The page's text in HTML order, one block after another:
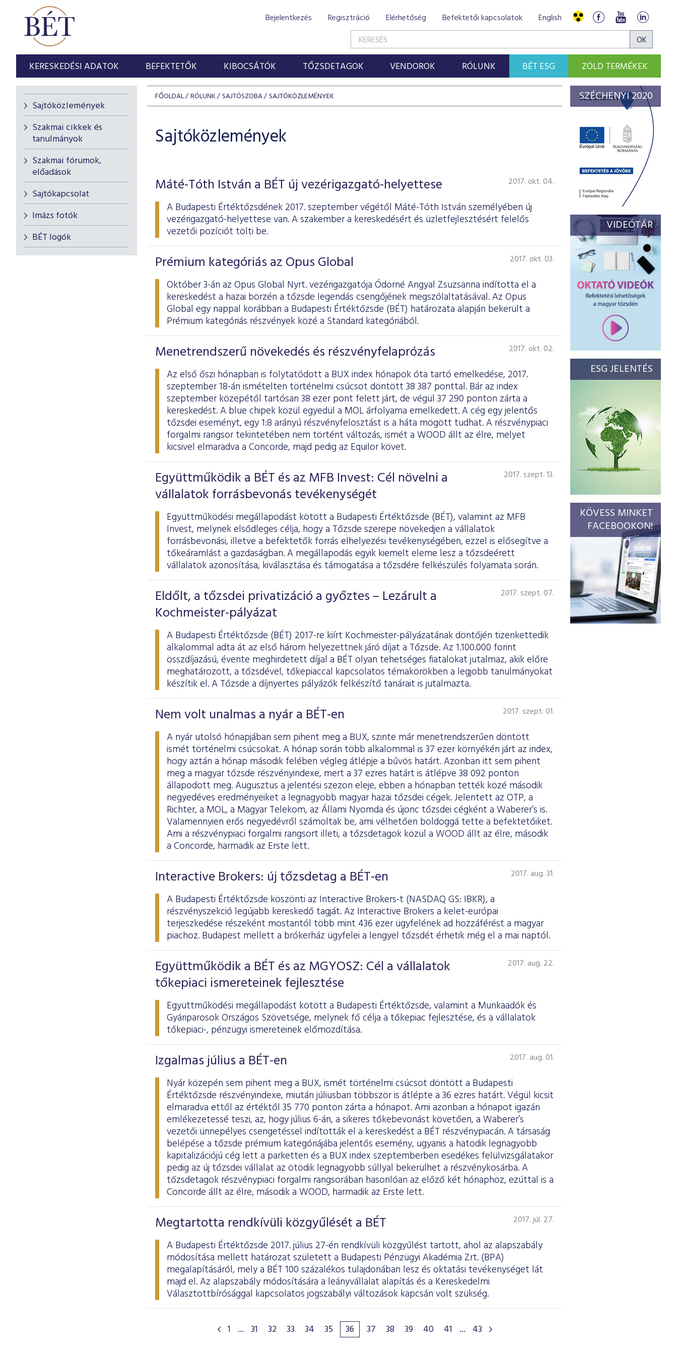
Bejelentkezés Regisztráció Elérhetőség Befektetői kapcsolatok English
KERESKEDÉSI ADATOK BEFEKTETŐK KIBOCSÁTÓK TŐZSDETAGOK VENDOROK RÓLUNK BÉT ESG ZÖLD TERMÉKEK
Sajtóközlemények
Szakmai cikkek és
tanulmányok
Szakmai fórumok,
előadások
Sajtókapcsolat
Imázs fotók
BÉT logók
FŐOLDAL RÓLUNK SAJTÓSZOBA SAJTÓKÖZLEMÉNYEK
Sajtóközlemények
Máté-Tóth István a BÉT új vezérigazgató-helyettese 2017. okt. 04.
A Budapesti Értéktőzsdének 2017. szeptember végétől Máté-Tóth István személyében új
vezérigazgató-helyettese van. A szakember a kereskedésért és üzletfejlesztésért felelős
vezetői pozíciót tölti be.
Prémium kategóriás az Opus Global 2017. okt. 03.
Október 3-án az Opus Global Nyrt. vezérigazgatója Ódorné Angyal Zsuzsanna indította el a
kereskedést a hazai börzén a tőzsde legendás csengőjének megszólaltatásával. Az Opus
Global egy nappal korábban a Budapesti Értéktőzsde (BÉT) határozata alapján bekerült a
Prémium kategóriás részvények közé a Standard kategóriából.
Menetrendszerű növekedés és részvényfelaprózás 2017. okt. 02.
Az első őszi hónapban is folytatódott a BUX index hónapok óta tartó emelkedése, 2017.
szeptember 18-án ismételten történelmi csúcsot döntött 38 387 ponttal. Bár az index
szeptember közepétől tartósan 38 ezer pont felett járt, de végül 37 290 ponton zárta a
kereskedést. A blue chipek közül egyedül a MOL árfolyama emelkedett. A cég egy jelentős
tőzsdei eseményt, egy 1:8 arányú részvényfelosztást is a háta mögött tudhat. A részvénypiaci
forgalmi rangsor tekintetében nem történt változás, ismét a WOOD állt az élre, melyet
kicsivel elmaradva a Concorde, majd pedig az Equilor követ.
Együttműködik a BÉT és az MFB Invest: Cél növelni a
vállalatok forrásbevonás tevékenységét
2017. szept. 13.
Együttműködési megállapodást kötött a Budapesti Értéktőzsde (BÉT), valamint az MFB
Invest, melynek elsődleges célja, hogy a Tőzsde szerepe növekedjen a vállalatok
forrásbevonási, illetve a befektetők forrás elhelyezési tevékenységében, ezzel is elősegítve a
tőkeáramlást a gazdaságban. A megállapodás egyik kiemelt eleme lesz a tőzsdeérett
vállalatok azonosítása, kiválasztása és támogatása a tőzsdére felkészülés folyamata során.
Eldőlt, a tőzsdei privatizáció a győztes – Lezárult a
Kochmeister-pályázat
2017. szept. 07.
A Budapesti Értéktőzsde (BÉT) 2017-re kiírt Kochmeister-pályázatának döntőjén tizenkettedik
alkalommal adta át az első három helyezettnek járó díjat a Tőzsde. Az 1.100.000 forint
összdíjazású, évente meghirdetett díjjal a BÉT olyan tehetséges fiatalokat jutalmaz, akik előre
meghatározott, a tőzsdével, tőkepiaccal kapcsolatos témakörökben a legjobb tanulmányokat
készítik el. A Tőzsde a díjnyertes pályázók felkészítő tanárait is jutalmazta.
Nem volt unalmas a nyár a BÉT-en 2017. szept. 01.
A nyár utolsó hónapjában sem pihent meg a BUX, szinte már menetrendszerűen döntött
ismét történelmi csúcsokat. A hónap során több alkalommal is 37 ezer környékén járt az index,
hogy aztán a hónap második felében végleg átlépje a bűvös határt. Azonban itt sem pihent
meg a magyar tőzsde részvényindexe, mert a 37 ezres határt is átlépve 38 092 ponton
állapodott meg. Augusztus a jelentési szezon eleje, ebben a hónapban tették közé második
negyedéves eredményeiket a legnagyobb magyar hazai tőzsdei cégek. Jelentett az OTP, a
Richter, a MOL, a Magyar Telekom, az Állami Nyomda és újonc tőzsdei cégként a Waberer’s is.
Valamennyien erős negyedévről számoltak be, ami vélhetően boldoggá tette a befektetőiket.
Ami a részvénypiaci forgalmi rangsort illeti, a tőzsdetagok közül a WOOD állt az élre, második
a Concorde, harmadik az Erste lett.
Interactive Brokers: új tőzsdetag a BÉT-en 2017. aug. 31.
A Budapesti Értéktőzsde köszönti az Interactive Brokers-t (NASDAQ GS: IBKR), a
részvényszekció legújabb kereskedő tagját. Az Interactive Brokers a kelet-európai
terjeszkedése részeként mostantól több mint 436 ezer ügyfelének ad hozzáférést a magyar
piachoz. Budapest mellett a brókerház ügyfelei a lengyel tőzsdét érhetik még el a mai naptól.
Együttműködik a BÉT és az MGYOSZ: Cél a vállalatok
tőkepiaci ismereteinek fejlesztése
2017. aug. 22.
Együttműködési megállapodást kötött a Budapesti Értéktőzsde, valamint a Munkaadók és
Gyáriparosok Országos Szövetsége, melynek fő célja a tőkepiac fejlesztése, és a vállalatok
tőkepiaci-, pénzügyi ismereteinek előmozdítása.
Izgalmas július a BÉT-en 2017. aug. 01.
Nyár közepén sem pihent meg a BUX, ismét történelmi csúcsot döntött a Budapesti
Értéktőzsde részvényindexe, miután júliusban többször is átlépte a 36 ezres határt. Végül kicsit
elmaradva ettől az értéktől 35 770 ponton zárta a hónapot. Ami azonban a hónapot igazán
emlékezetessé teszi, az, hogy július 6-án, a sikeres tőkebevonást követően, a Waberer’s
vezetői ünnepélyes csengetéssel indították el a kereskedést a BÉT részvénypiacán. A társaság
belépése a tőzsde prémium kategóriájába jelentős esemény, ugyanis a hatodik legnagyobb
kapitalizációjú cég lett a parketten és a BUX index szeptemberben esedékes felülvizsgálatakor
pedig az új tőzsdei vállalat az ötödik legnagyobb súllyal bekerülhet a részvénykosárba. A
tőzsdetagok részvénypiaci forgalmi rangsorában hasonlóan az előző két hónaphoz, ezúttal is a
Concorde állt az élre, második a WOOD, harmadik az Erste lett.
Megtartotta rendkívüli közgyűlését a BÉT 2017. júl. 27.
A Budapesti Értéktőzsde 2017. július 27-én rendkívüli közgyűlést tartott, ahol az alapszabály
módosítása mellett határozat született a Budapesti Pénzügyi Akadémia Zrt. (BPA)
megalapításáról, mely a BÉT 100 százalékos tulajdonában lesz és oktatási tevékenységet lát
majd el. Az alapszabály módosítására a leányvállalat alapítás és a Kereskedelmi
Választottbírósággal kapcsolatos jogszabályi változások kapcsán volt szükség.
1 ... 31 32 33 34 35 36 37 38 39 40 41 ... 43
SZÉCHENYI 2020
VIDEÓTÁR
ESG JELENTÉS
KÖVESS MINKET
FACEBOOKON!